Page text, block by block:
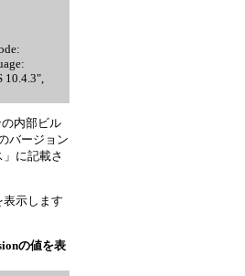
10.4.3",
内部ビル
バージョン
に記載さ
示します
の値を表